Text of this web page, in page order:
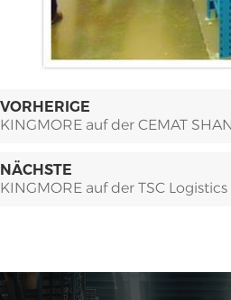
VORHERIGE
KINGMORE auf der CEMAT
NÄCHSTE
KINGMORE auf der TSC